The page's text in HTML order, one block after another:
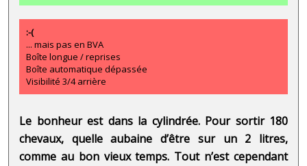
:-(
... mais pas en BVA
Boîte longue / reprises
Boîte automatique dépassée
Visibilité 3/4 arrière
Le bonheur est dans la cylindrée. Pour sortir 180
chevaux, quelle aubaine d’être sur un 2 litres,
comme au bon vieux temps. Tout n’est cependant